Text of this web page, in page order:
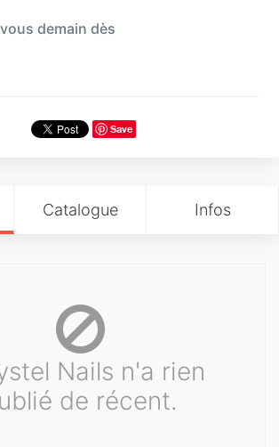
demain dès
Save
Catalogue Infos
Nails n'a rien
de récent.